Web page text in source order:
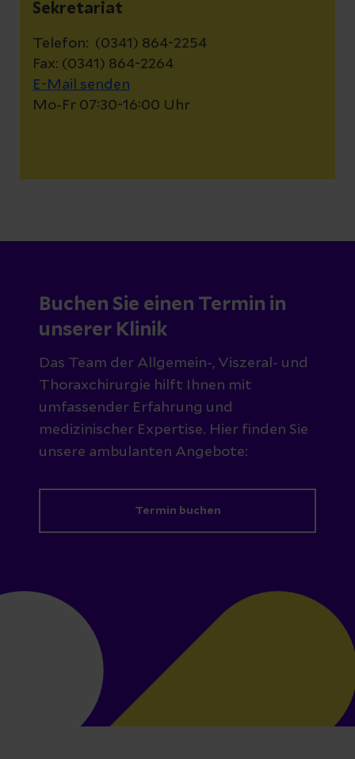
Sekretariat
Telefon: (0341) 864-2254
Fax: (0341) 864-2264
E-Mail senden
Mo-Fr 07:30-16:00 Uhr
Buchen Sie einen Termin in
unserer Klinik
Das Team der Allgemein-, Viszeral- und
Thoraxchirurgie hilft Ihnen mit
umfassender Erfahrung und
medizinischer Expertise. Hier finden Sie
unsere ambulanten Angebote:
Termin buchen